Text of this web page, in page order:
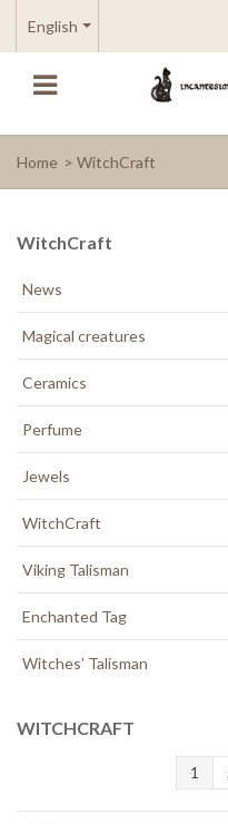
English
Home > WitchCraft
WitchCraft
News
Magical creatures
Ceramics
Perfume
Jewels
WitchCraft
Viking Talisman
Enchanted Tag
Witches’ Talisman
WITCHCRAFT
1